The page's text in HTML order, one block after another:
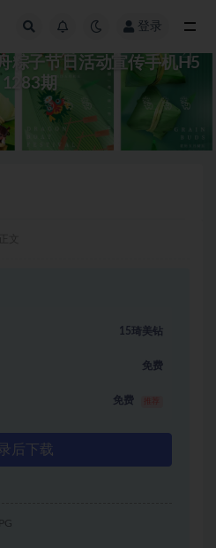
登录
粽子节日活动宣传手机H5
海报模板PSD设计素材 1283期
15琦美钻
免费
免费
后下载